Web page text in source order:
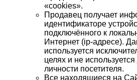
«cookies».
Продавец получает
идентификаторе
подключённого к
Интернет (ip-адресе).
используется
целях и не
личности посетителя.
Все находящиеся на